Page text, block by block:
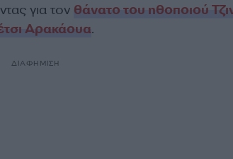
για τον θάνατο του ηθοποιού
Αρακάουα.
ΔΙΑΦΗΜΙΣΗ